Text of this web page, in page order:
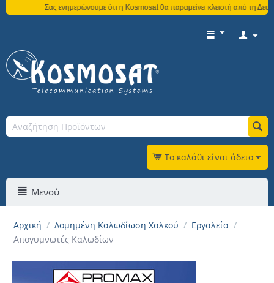
Σας ενημερώνουμε ότι η Kosmosat θα παραμείνει κλειστή από τη
Το καλάθι είναι άδειο
Μενού
Αρχική / Δομημένη Καλωδίωση Χαλκού / Εργαλεία /
Απογυμνωτές Καλωδίων